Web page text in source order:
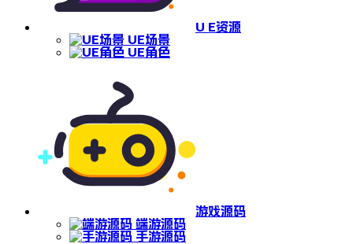
U E资源
UE场景
UE角色
游戏源码
端游源码
手游源码